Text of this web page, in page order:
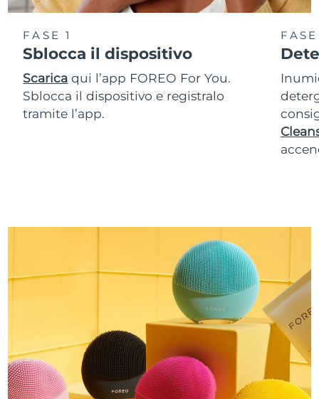
FASE 1
Sblocca il dispositivo
Scarica qui l’app FOREO For You.
Sblocca il dispositivo e registralo
tramite l’app.